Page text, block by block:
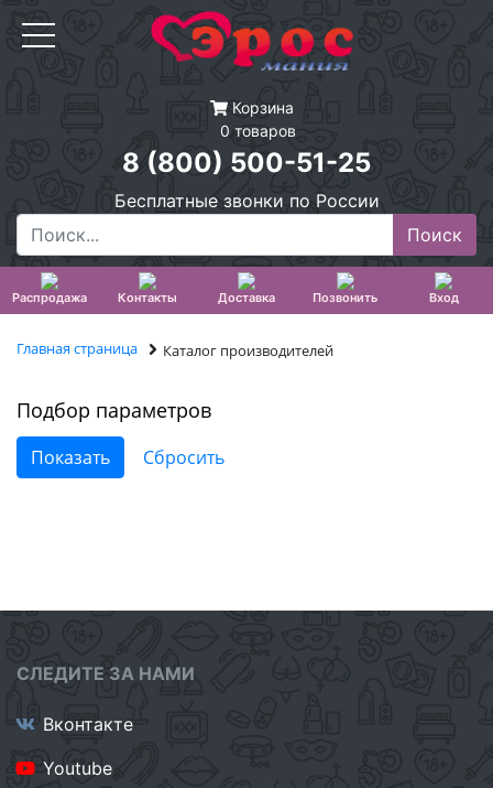
Корзина
0 товаров
8 (800) 500-51-25
Бесплатные звонки по России
Распродажа Контакты Доставка Позвонить Вход
Главная страница Каталог производителей
Подбор параметров
СЛЕДИТЕ ЗА НАМИ
Вконтакте
Youtube